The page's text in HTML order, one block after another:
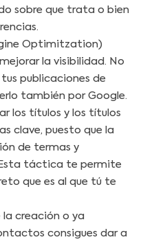
sobre que trata o bien
Optimitzation)
la visibilidad. No
publicaciones de
también por Google.
los títulos y los títulos
clave, puesto que la
de termas y
táctica te permite
que es al que tú te
creación o ya
consigues dar a